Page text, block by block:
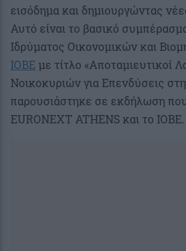
εισόδημα και δημιουργώντας
Αυτό είναι το βασικό
Ιδρύματος Οικονομικών και
ΙΟΒΕ με τίτλο «Αποταμιευτικοί
Νοικοκυριών για Επενδύσεις
παρουσιάστηκε σε εκδήλωση
EURONEXT ATHENS και το ΙΟΒΕ.